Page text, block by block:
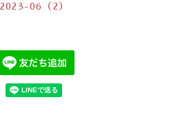
2023-06（2）